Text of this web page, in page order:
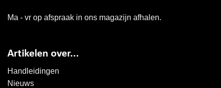
Ma - vr op afspraak in ons magazijn afhalen.
Artikelen over...
Handleidingen
Nieuws